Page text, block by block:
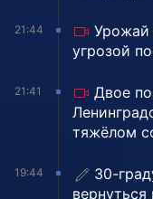
21:44
Урожай
угрозой
21:41
Двое
тяжёлом
19:44
30-